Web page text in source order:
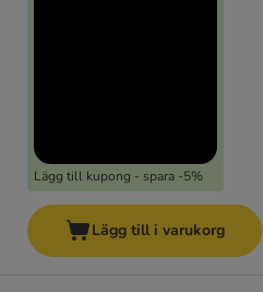
Lägg till kupong - spara -5%
Lägg till i varukorg